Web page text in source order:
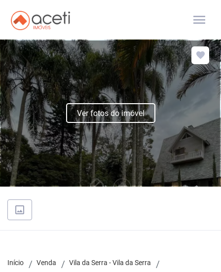
menu
Ver fotos do imóvel
Início Venda Vila da Serra - Vila da Serra